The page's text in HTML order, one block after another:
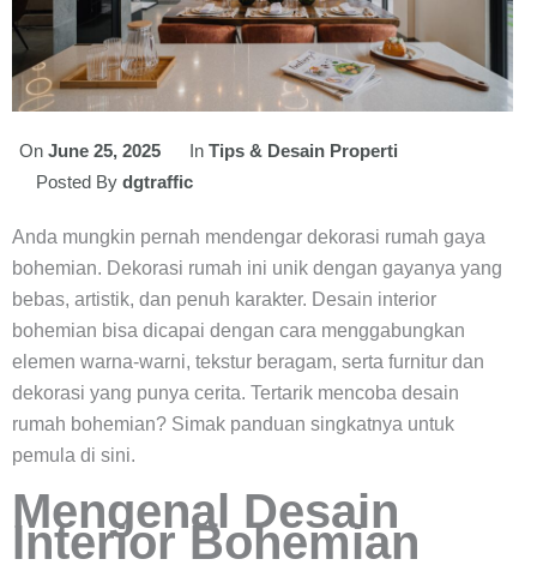
On June 25, 2025 In Tips & Desain Properti
Posted By dgtraffic
Anda mungkin pernah mendengar dekorasi rumah gaya
bohemian. Dekorasi rumah ini unik dengan gayanya yang
bebas, artistik, dan penuh karakter. Desain interior
bohemian bisa dicapai dengan cara menggabungkan
elemen warna-warni, tekstur beragam, serta furnitur dan
dekorasi yang punya cerita. Tertarik mencoba desain
rumah bohemian? Simak panduan singkatnya untuk
pemula di sini.
Mengenal Desain
Interior Bohemian